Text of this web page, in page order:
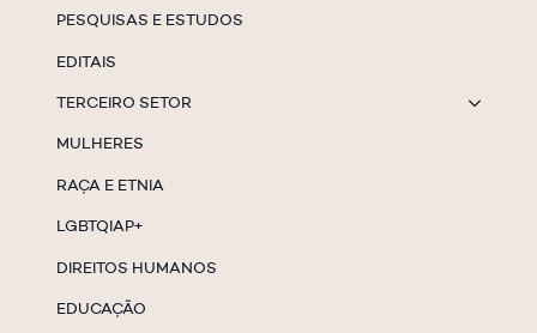
PESQUISAS E ESTUDOS
EDITAIS
TERCEIRO SETOR
MULHERES
RAÇA E ETNIA
LGBTQIAP+
DIREITOS HUMANOS
EDUCAÇÃO